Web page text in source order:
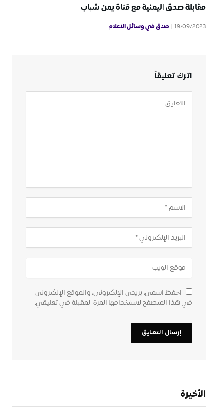
مقابلة صدق اليمنية مع قناة يمن شباب
19/09/2023 صدق في وسائل الاعلام
اترك تعليقاً
احفظ اسمي، بريدي الإلكتروني، والموقع الإلكتروني
في هذا المتصفح لاستخدامها المرة المقبلة في تعليقي.
الأخيرة